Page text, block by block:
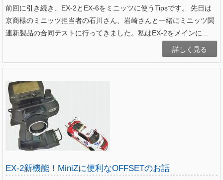
前回に引き続き、EX-2とEX-6をミニッツに使うTipsです。 先日は
京商様のミニッツ担当者の石川さん、岩崎さんと一緒にミニッツ関
連新製品の合同テストに行ってきました。私はEX-2をメインに...
詳しく見る
EX-2新機能！MiniZに便利なOFFSETのお話